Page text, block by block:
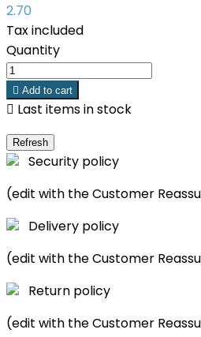
2.70
Tax included
Quantity
 Add to cart
 Last items in stock
Security policy
(edit with the Customer
Delivery policy
(edit with the Customer
Return policy
(edit with the Customer